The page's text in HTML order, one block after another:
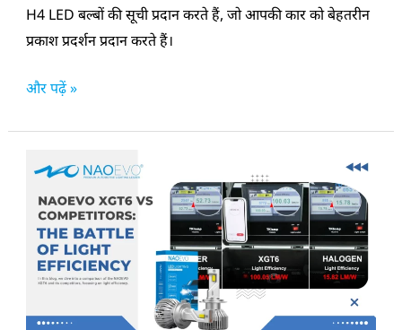
H4 LED बल्बों की सूची प्रदान करते हैं, जो आपकी कार को बेहतरीन
प्रकाश प्रदर्शन प्रदान करते हैं।
और पढ़ें »
NAOEVO
बनाम
प्रतिस्पर्धी:
प्रकाश
का